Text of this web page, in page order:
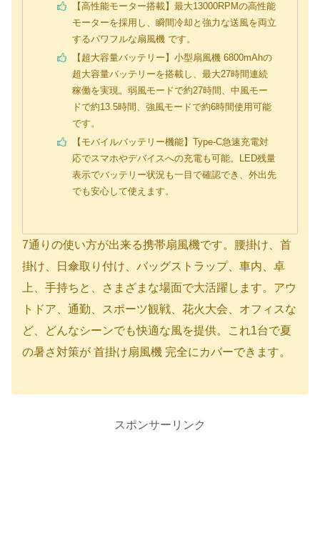
【高性能モーター搭載】最大13000RPMの高性能
モーターを採用し、瞬間冷却と強力な送風を両立
するパワフルな扇風機 です。
【超大容量バッテリー】小型扇風機 6800mAhの
超大容量バッテリーを搭載し、最大27時間連続
稼働を実現。弱風モードで約27時間、中風モー
ドで約13.5時間、強風モードで約6時間使用可能
です。
【モバイルバッテリー機能】Type-C急速充電対
応でスマホやデバイスへの充電も可能。LED残量
表示でバッテリー状況も一目で確認でき、外出先
でも安心して使えます。
7通りの使い方が出来る携帯扇風機です。腰掛け、首
掛け、日傘取り付け、バッグストラップ、車内、卓
上、手持ちと、さまざまな場面で大活躍します。アウ
トドア、通勤、スポーツ観戦、花火大会、オフィスな
ど、どんなシーンでも快適な風を提供。これ1台で夏
の暑さ対策が 首掛け扇風機 完全にカバーできます。
スポンサーリンク